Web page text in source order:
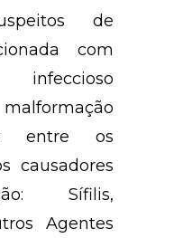
de
com
entre os
causadores
Sífilis,
Agentes